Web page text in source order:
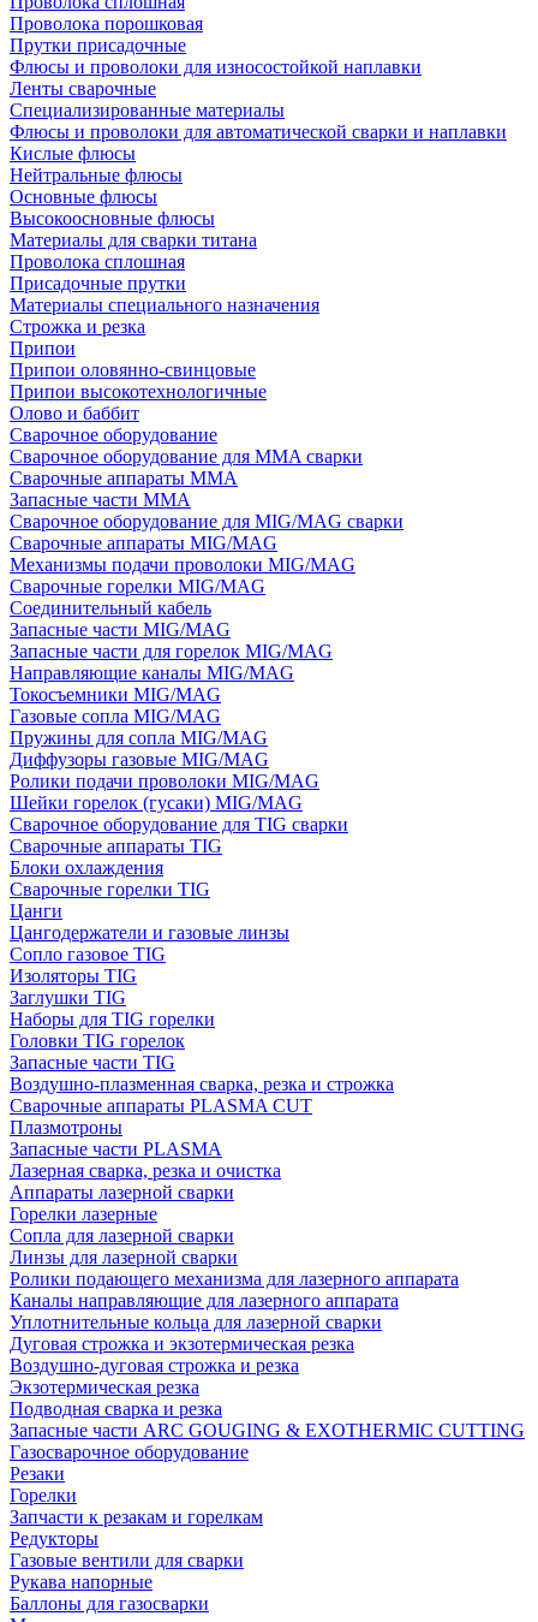
Проволока порошковая
Прутки присадочные
Флюсы и проволоки для износостойкой наплавки
Ленты сварочные
Специализированные материалы
Флюсы и проволоки для автоматической сварки и наплавки
Кислые флюсы
Нейтральные флюсы
Основные флюсы
Высокоосновные флюсы
Материалы для сварки титана
Проволока сплошная
Присадочные прутки
Материалы специального назначения
Строжка и резка
Припои
Припои оловянно-свинцовые
Припои высокотехнологичные
Олово и баббит
Сварочное оборудование
Сварочное оборудование для MMA сварки
Сварочные аппараты MMA
Запасные части MMA
Сварочное оборудование для MIG/MAG сварки
Сварочные аппараты MIG/MAG
Механизмы подачи проволоки MIG/MAG
Сварочные горелки MIG/MAG
Соединительный кабель
Запасные части MIG/MAG
Запасные части для горелок MIG/MAG
Направляющие каналы MIG/MAG
Токосъемники MIG/MAG
Газовые сопла MIG/MAG
Пружины для сопла MIG/MAG
Диффузоры газовые MIG/MAG
Ролики подачи проволоки MIG/MAG
Шейки горелок (гусаки) MIG/MAG
Сварочное оборудование для TIG сварки
Сварочные аппараты TIG
Блоки охлаждения
Сварочные горелки TIG
Цанги
Цангодержатели и газовые линзы
Сопло газовое TIG
Изоляторы TIG
Заглушки TIG
Наборы для TIG горелки
Головки TIG горелок
Запасные части TIG
Воздушно-плазменная сварка, резка и строжка
Сварочные аппараты PLASMA CUT
Плазмотроны
Запасные части PLASMA
Лазерная сварка, резка и очистка
Аппараты лазерной сварки
Горелки лазерные
Сопла для лазерной сварки
Линзы для лазерной сварки
Ролики подающего механизма для лазерного аппарата
Каналы направляющие для лазерного аппарата
Уплотнительные кольца для лазерной сварки
Дуговая строжка и экзотермическая резка
Воздушно-дуговая строжка и резка
Экзотермическая резка
Подводная сварка и резка
Запасные части ARC GOUGING & EXOTHERMIC CUTTING
Газосварочное оборудование
Резаки
Горелки
Запчасти к резакам и горелкам
Редукторы
Газовые вентили для сварки
Рукава напорные
Баллоны для газосварки